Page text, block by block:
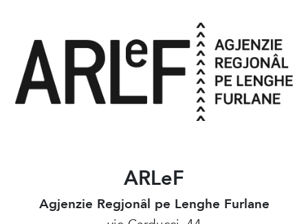
ARLeF
Agjenzie Regjonâl pe Lenghe Furlane